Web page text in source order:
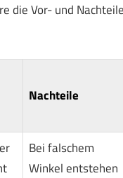
die Vor- und
Nachteile
Bei falschem
Winkel entstehen